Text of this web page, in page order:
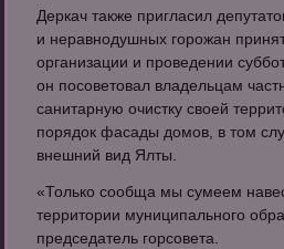
Деркач также пригласил
и неравнодушных горожан
организации и проведении
он посоветовал владельцам
санитарную очистку своей
порядок фасады домов, в том
внешний вид Ялты.
«Только сообща мы сумеем
территории муниципального
председатель горсовета.